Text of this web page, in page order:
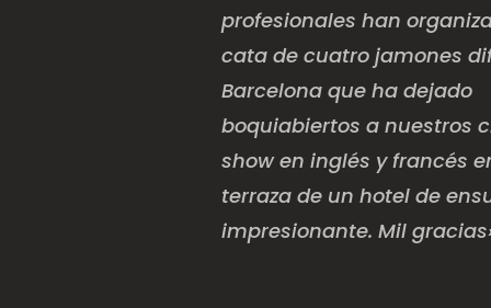
profesionales han
cata de cuatro jamones
Barcelona que ha dejado
boquiabiertos a nuestros
show en inglés y francés
terraza de un hotel de
impresionante. Mil